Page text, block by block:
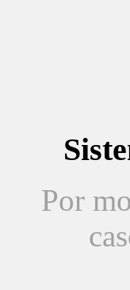
Por